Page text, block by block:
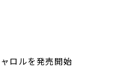
ロルを発売開始